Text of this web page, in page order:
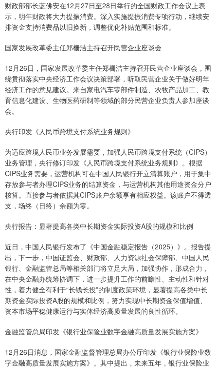
财政部部长蓝佛安在12月27日至28日举行的全国财政工作会议上表
示，明年财政将大力提振消费。深入实施提振消费专项行动，继续安
排资金支持消费品以旧换新，调整优化补贴范围和标准。
国家发展改革委主任郑栅洁主持召开民营企业座谈会
12月26日，国家发展改革委主任郑栅洁主持召开民营企业座谈会，围
绕贯彻落实中央经济工作会议决策部署，听取民营企业关于做好明年
经济工作的意见建议。来自家电汽车零部件制造、农牧产品加工、教
育信息化建设、生物医药研制等领域的部分民营企业负责人参加座谈
会。
央行印发《人民币跨境支付系统业务规则》
为适应跨境人民币业务发展需要，加强人民币跨境支付系统（CIPS）
业务管理，央行修订印发《人民币跨境支付系统业务规则》。根据
CIPS业务需要，运营机构可在中国人民银行开立清算账户，用于集中
存放参与者办理CIPS业务的结算资金，与运营机构其他用途资金分户
核算。直接参与者依据其CIPS账户余额享有相应权益。该账户不得透
支，场终（日终）余额为零。
央行报告：显著提高各类中长期资金实际投资A股的规模和比例
近日，中国人民银行发布了《中国金融稳定报告（2025）》。报告提
出，下一步，中国证监会、财政部、人力资源社会保障部、中国人民
银行、金融监管总局等相关部门将立足大局，加强协作，形成合力，
在中央金融办统筹协调下，进一步提升工作的前瞻性、主动性和针对
性，着力健全有利于“长钱长投”的制度政策环境，显著提高各类中长
期资金实际投资A股的规模和比例，努力实现中长期资金保值增值、
资本市场平稳健康运行与实体经济高质量发展的良性循环。
金融监管总局印发《银行业保险业数字金融高质量发展实施方案》
12月26日消息，国家金融监督管理总局办公厅印发《银行业保险业数
字金融高质量发展实施方案》。其中提出，未来五年，银行业保险业